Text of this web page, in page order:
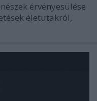
érvényesülése
életutakról,